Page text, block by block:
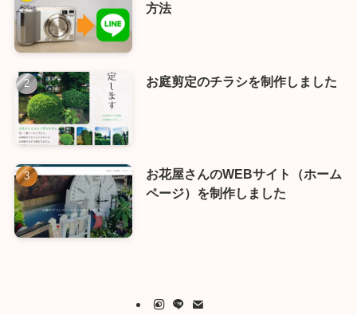
方法
お庭剪定のチラシを制作しました
お花屋さんのWEBサイト（ホーム
ページ）を制作しました